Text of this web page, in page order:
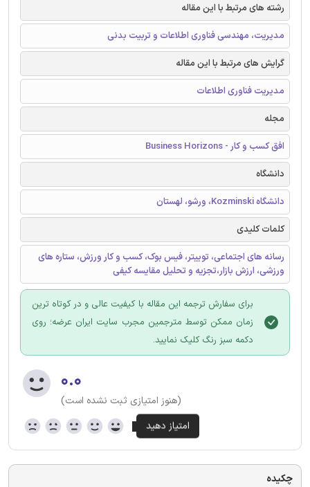
رشته های مرتبط با این مقاله
مدیریت، مهندسی فناوری اطلاعات و تربیت بدنی
گرایش های مرتبط با این مقاله
مدیریت فناوری اطلاعات
مجله
افق کسب و کار - Business Horizons
دانشگاه
دانشگاه Kozminski، ورشو، لهستان
کلمات کلیدی
رسانه های اجتماعی، توییتر، فیس بوک، کسب و کار ورزش، ستاره های
ورزشی، ارزش بازار،تجزیه و تحلیل مقایسه کیفی
برای سفارش ترجمه این مقاله با کیفیت عالی و در کوتاه ترین
زمان ممکن توسط مترجمین مجرب سایت ایران عرضه؛ روی
دکمه سبز رنگ کلیک نمایید.
۰.۰
(هنوز امتیازی ثبت نشده است)
چکیده